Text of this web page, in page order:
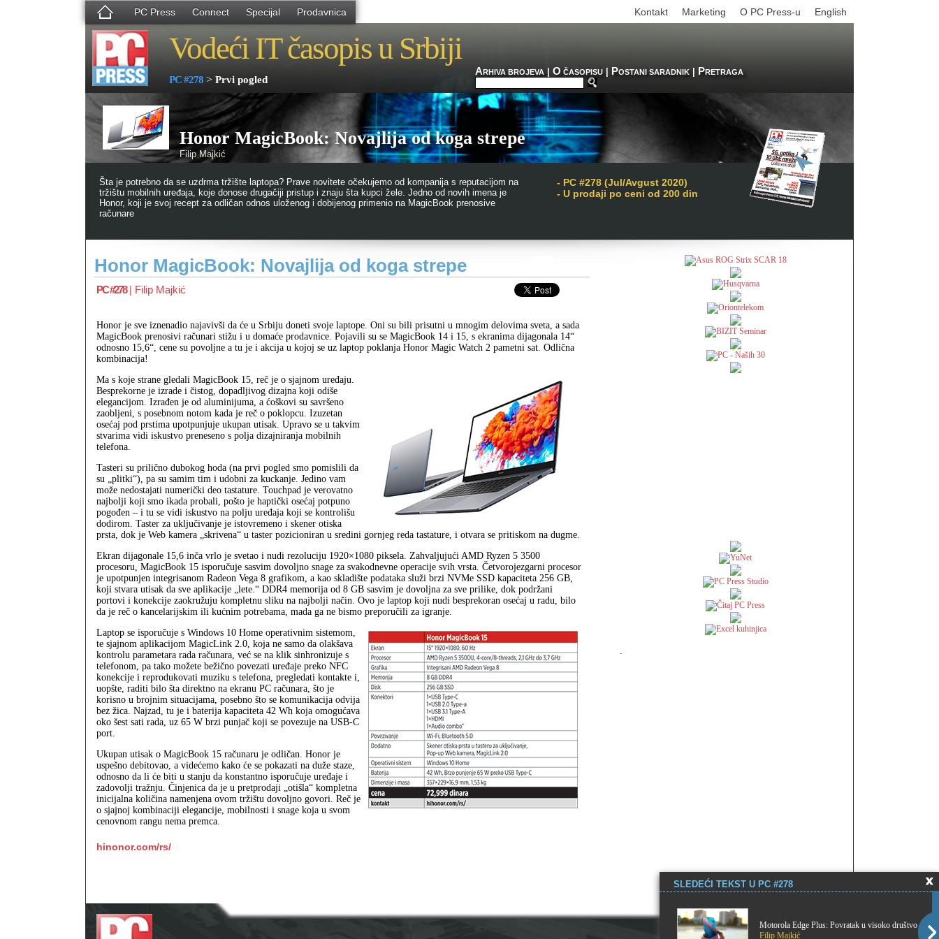
PC Press Connect Specijal Prodavnica English
O PC Press-u
Marketing
Kontakt
Vodeći IT časopis u Srbiji
PC #278 > Prvi pogled
ARHIVA BROJEVA| O ČASOPISU POSTANI SARADNIK| PRETRAGA
Honor MagicBook: Novajlija od koga strepe
Filip Majkić
Šta je potrebno da se uzdrma tržište laptopa? Prave novitete očekujemo od kompanija s reputacijom na
tržištu mobilnih uređaja, koje donose drugačiji pristup i znaju šta kupci žele. Jedno od novih imena je
Honor, koji je svoj recept za odličan odnos uloženog i dobijenog primenio na MagicBook prenosive
računare
- PC #278 (Jul/Avgust 2020)
- U prodaji po ceni od 200 din
Honor MagicBook: Novajlija od koga strepe
PC #278| Filip Majkić
Honor je sve iznenadio najavivši da će u Srbiju doneti svoje laptope. Oni su bili prisutni u mnogim delovima sveta, a sada
MagicBook prenosivi računari stižu i u domaće prodavnice. Pojavili su se MagicBook 14 i 15, s ekranima dijagonala 14“
odnosno 15,6“, cene su povoljne a tu je i akcija u kojoj se uz laptop poklanja Honor Magic Watch 2 pametni sat. Odlična
kombinacija!
Ma s koje strane gledali MagicBook 15, reč je o sjajnom uređaju.
Besprekorne je izrade i čistog, dopadljivog dizajna koji odiše
elegancijom. Izrađen je od aluminijuma, a ćoškovi su savršeno
zaobljeni, s posebnom notom kada je reč o poklopcu. Izuzetan
osećaj pod prstima upotpunjuje ukupan utisak. Upravo se u takvim
stvarima vidi iskustvo preneseno s polja dizajniranja mobilnih
telefona.
Tasteri su prilično dubokog hoda (na prvi pogled smo pomislili da
su „plitki“), pa su samim tim i udobni za kuckanje. Jedino vam
može nedostajati numerički deo tastature. Touchpad je verovatno
najbolji koji smo ikada probali, pošto je haptički osećaj potpuno
pogođen – i tu se vidi iskustvo na polju uređaja koji se kontrolišu
dodirom. Taster za uključivanje je istovremeno i skener otiska
prsta, dok je Web kamera „skrivena“ u taster pozicioniran u sredini gornjeg reda tastature, i otvara se pritiskom na dugme.
Ekran dijagonale 15,6 inča vrlo je svetao i nudi rezoluciju 1920×1080 piksela. Zahvaljujući AMD Ryzen 5 3500
procesoru, MagicBook 15 isporučuje sasvim dovoljno snage za svakodnevne operacije svih vrsta. Četvorojezgarni procesor
je upotpunjen integrisanom Radeon Vega 8 grafikom, a kao skladište podataka služi brzi NVMe SSD kapaciteta 256 GB,
koji stvara utisak da sve aplikacije „lete.“ DDR4 memorija od 8 GB sasvim je dovoljna za sve prilike, dok podržani
portovi i konekcije zaokružuju kompletnu sliku na najbolji način. Ovo je laptop koji nudi besprekoran osećaj u radu, bilo
da je reč o kancelarijskim ili kućnim potrebama, mada ga ne bismo preporučili za igranje.
Laptop se isporučuje s Windows 10 Home operativnim sistemom,
te sjajnom aplikacijom MagicLink 2.0, koja ne samo da olakšava
kontrolu parametara rada računara, već se na klik sinhronizuje s
telefonom, pa tako možete bežično povezati uređaje preko NFC
konekcije i reprodukovati muziku s telefona, pregledati kontakte i,
uopšte, raditi bilo šta direktno na ekranu PC računara, što je
korisno u brojnim situacijama, posebno što se komunikacija odvija
bez žica. Najzad, tu je i baterija kapaciteta 42 Wh koja omogućava
oko šest sati rada, uz 65 W brzi punjač koji se povezuje na USB-C
port.
Ukupan utisak o MagicBook 15 računaru je odličan. Honor je
uspešno debitovao, a videćemo kako će se pokazati na duže staze,
odnosno da li će biti u stanju da konstantno isporučuje uređaje i
zadovolji tražnju. Činjenica da je u pretprodaji „otišla“ kompletna
inicijalna količina namenjena ovom tržištu dovoljno govori. Reč je
o sjajnoj kombinaciji elegancije, mobilnosti i snage koja u svom
cenovnom rangu nema premca.
hinonor.com/rs/
SLEDEĆI TEKST U PC #278
Motorola Edge Plus: Povratak u visoko društvo
Filip Majkić
.